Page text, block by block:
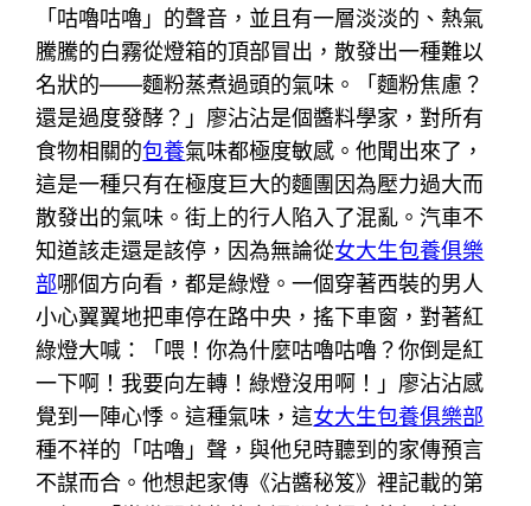
「咕嚕咕嚕」的聲音，並且有一層淡淡的、熱氣
騰騰的白霧從燈箱的頂部冒出，散發出一種難以
名狀的——麵粉蒸煮過頭的氣味。「麵粉焦慮？
還是過度發酵？」廖沾沾是個醬料學家，對所有
食物相關的包養氣味都極度敏感。他聞出來了，
這是一種只有在極度巨大的麵團因為壓力過大而
散發出的氣味。街上的行人陷入了混亂。汽車不
知道該走還是該停，因為無論從女大生包養俱樂
部哪個方向看，都是綠燈。一個穿著西裝的男人
小心翼翼地把車停在路中央，搖下車窗，對著紅
綠燈大喊：「喂！你為什麼咕嚕咕嚕？你倒是紅
一下啊！我要向左轉！綠燈沒用啊！」廖沾沾感
覺到一陣心悸。這種氣味，這女大生包養俱樂部
種不祥的「咕嚕」聲，與他兒時聽到的家傳預言
不謀而合。他想起家傳《沾醬秘笈》裡記載的第